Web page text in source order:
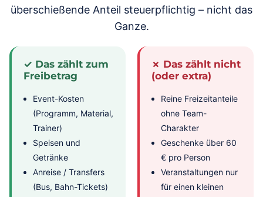
überschießende Anteil steuerpflichtig – nicht das
Ganze.
✓ Das zählt zum
Freibetrag
Event-Kosten
(Programm, Material,
Trainer)
Speisen und
Getränke
Anreise / Transfers
(Bus, Bahn-Tickets)
✗ Das zählt nicht
(oder extra)
Reine Freizeitanteile
ohne Team-
Charakter
Geschenke über 60
€ pro Person
Veranstaltungen nur
für einen kleinen